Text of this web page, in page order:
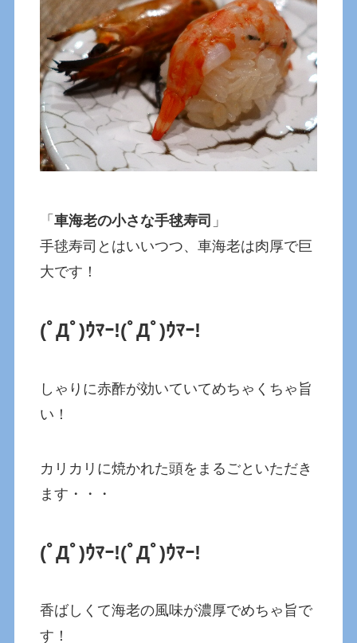
「車海老の小さな手毬寿司 」
手毬寿司とはいいつつ、車海老は肉厚で巨
大です！
(ﾟДﾟ)ｳﾏｰ!(ﾟДﾟ)ｳﾏｰ!
しゃりに赤酢が効いていてめちゃくちゃ旨
い！
カリカリに焼かれた頭をまるごといただき
ます・・・
(ﾟДﾟ)ｳﾏｰ!(ﾟДﾟ)ｳﾏｰ!
香ばしくて海老の風味が濃厚でめちゃ旨で
す！